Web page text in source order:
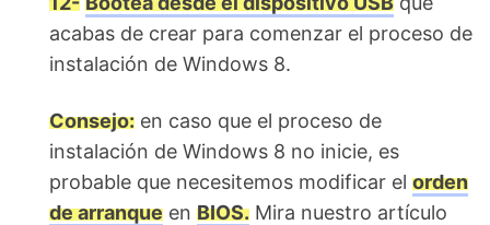
acabas de crear para comenzar el proceso de
instalación de Windows 8.
Consejo: en caso que el proceso de
instalación de Windows 8 no inicie, es
probable que necesitemos modificar el orden
de arranque en BIOS. Mira nuestro artículo